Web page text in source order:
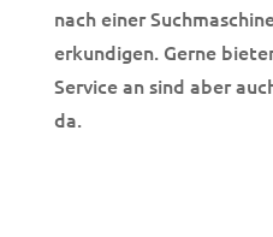
nach einer
erkundigen. Gerne
Service an sind aber
da.